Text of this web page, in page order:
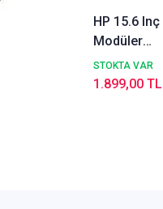
HP 15.6 Inç
Modüler
Bilgisayar
Çantası Yeşil
STOKTA VAR
1.899,00 TL